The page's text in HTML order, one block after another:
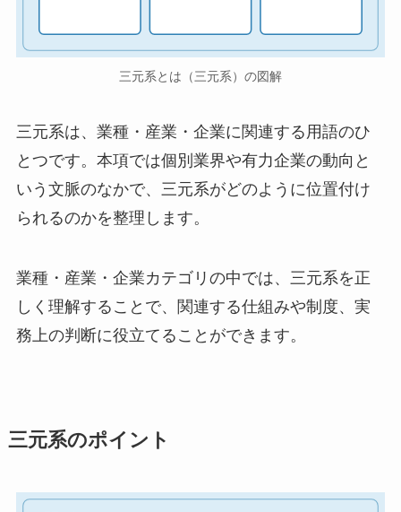
三元系とは（三元系）の図解
三元系は、業種・産業・企業に関連する用語のひ
とつです。本項では個別業界や有力企業の動向と
いう文脈のなかで、三元系がどのように位置付け
られるのかを整理します。
業種・産業・企業カテゴリの中では、三元系を正
しく理解することで、関連する仕組みや制度、実
務上の判断に役立てることができます。
三元系のポイント